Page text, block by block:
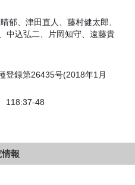
郁、津田直人、藤村健太郎、
中込弘二、片岡知守、遠藤貴
登録第26435号(2018年1月
118:37-48
報